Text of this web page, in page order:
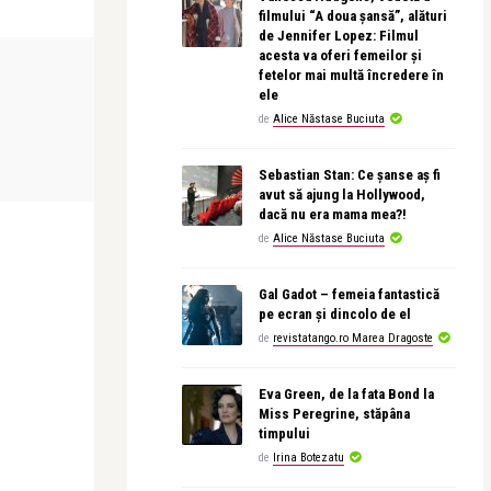
cea mai mare degu ...
filmului “A doua șansă”, alături
de Jennifer Lopez: Filmul
acesta va oferi femeilor și
fetelor mai multă încredere în
ele
de Alice Năstase Buciuta
Sebastian Stan: Ce șanse aș fi
avut să ajung la Hollywood,
dacă nu era mama mea?!
de Alice Năstase Buciuta
Gal Gadot – femeia fantastică
pe ecran și dincolo de el
de revistatango.ro Marea Dragoste
Eva Green, de la fata Bond la
Miss Peregrine, stăpâna
timpului
de Irina Botezatu